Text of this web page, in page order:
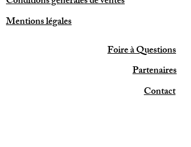
Mentions légales
Foire à Questions
Partenaires
Contact